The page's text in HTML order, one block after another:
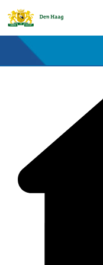
Bronnen en